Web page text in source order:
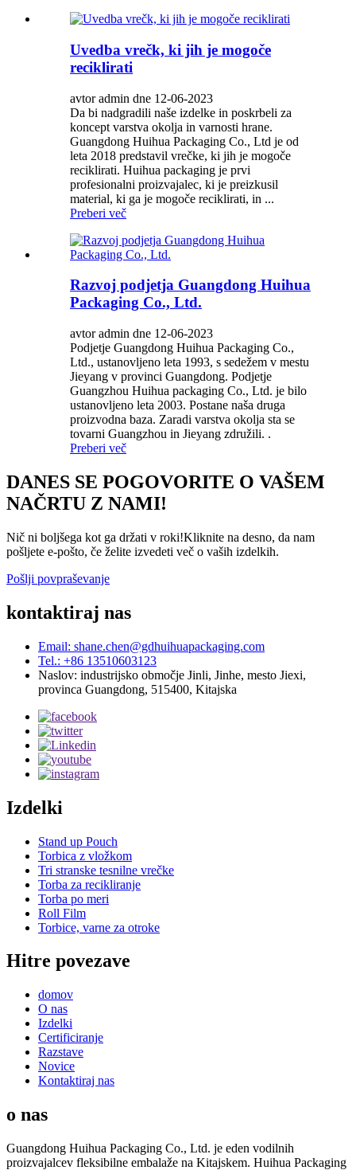
Uvedba vrečk, ki jih je mogoče
reciklirati
avtor admin dne 12-06-2023
Da bi nadgradili naše izdelke in poskrbeli za
koncept varstva okolja in varnosti hrane.
Guangdong Huihua Packaging Co., Ltd je od
leta 2018 predstavil vrečke, ki jih je mogoče
reciklirati. Huihua packaging je prvi
profesionalni proizvajalec, ki je preizkusil
material, ki ga je mogoče reciklirati, in ...
Preberi več
Razvoj podjetja Guangdong Huihua
Packaging Co., Ltd.
avtor admin dne 12-06-2023
Podjetje Guangdong Huihua Packaging Co.,
Ltd., ustanovljeno leta 1993, s sedežem v mestu
Jieyang v provinci Guangdong. Podjetje
Guangzhou Huihua packaging Co., Ltd. je bilo
ustanovljeno leta 2003. Postane naša druga
proizvodna baza. Zaradi varstva okolja sta se
tovarni Guangzhou in Jieyang združili. .
Preberi več
DANES SE POGOVORITE O VAŠEM
NAČRTU Z NAMI!
Nič ni boljšega kot ga držati v roki!Kliknite na desno, da nam
pošljete e-pošto, če želite izvedeti več o vaših izdelkih.
Pošlji povpraševanje
kontaktiraj nas
Email: shane.chen@gdhuihuapackaging.com
Tel.: +86 13510603123
Naslov: industrijsko območje Jinli, Jinhe, mesto Jiexi,
provinca Guangdong, 515400, Kitajska
Izdelki
Stand up Pouch
Torbica z vložkom
Tri stranske tesnilne vrečke
Torba za recikliranje
Torba po meri
Roll Film
Torbice, varne za otroke
Hitre povezave
domov
O nas
Izdelki
Certificiranje
Razstave
Novice
Kontaktiraj nas
o nas
Guangdong Huihua Packaging Co., Ltd. je eden vodilnih
proizvajalcev fleksibilne embalaže na Kitajskem. Huihua Packaging